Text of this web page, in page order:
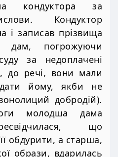
кондуктора за
Кондуктор
і записав прізвища
погрожуючи
за недоплачені
до речі, вони мали
йому, якби не
добродій).
молодша дама
що
обдурити, а старша,
образи, вдарилась